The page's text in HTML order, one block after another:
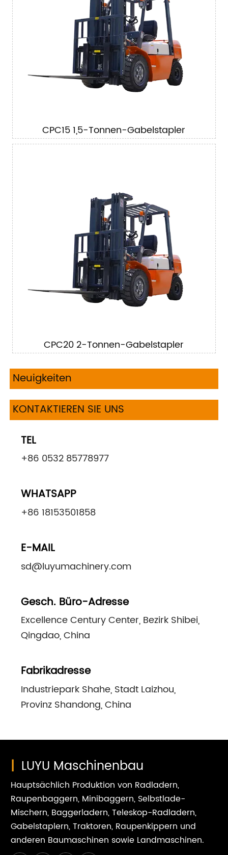
CPC15 1,5-Tonnen-Gabelstapler
CPC20 2-Tonnen-Gabelstapler
Neuigkeiten
KONTAKTIEREN SIE UNS
TEL
+86 0532 85778977
WHATSAPP
+86 18153501858
E-MAIL
sd@luyumachinery.com
Gesch. Büro-Adresse
Excellence Century Center, Bezirk Shibei,
Qingdao, China
Fabrikadresse
Industriepark Shahe, Stadt Laizhou,
Provinz Shandong, China
| LUYU Maschinenbau
Hauptsächlich Produktion von Radladern,
Raupenbaggern, Minibaggern, Selbstlade-
Mischern, Baggerladern, Teleskop-Radladern,
Gabelstaplern, Traktoren, Raupenkippern und
anderen Baumaschinen sowie Landmaschinen.